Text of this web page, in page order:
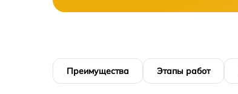
Преимущества Этапы работ